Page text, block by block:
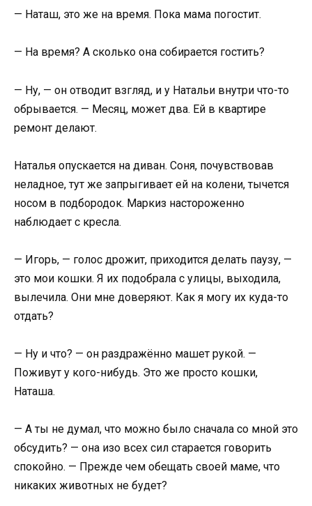
— Наташ, это же на время. Пока мама погостит.
— На время? А сколько она собирается гостить?
— Ну, — он отводит взгляд, и у Натальи внутри что-то
обрывается. — Месяц, может два. Ей в квартире
ремонт делают.
Наталья опускается на диван. Соня, почувствовав
неладное, тут же запрыгивает ей на колени, тычется
носом в подбородок. Маркиз настороженно
наблюдает с кресла.
— Игорь, — голос дрожит, приходится делать паузу, —
это мои кошки. Я их подобрала с улицы, выходила,
вылечила. Они мне доверяют. Как я могу их куда-то
отдать?
— Ну и что? — он раздражённо машет рукой. —
Поживут у кого-нибудь. Это же просто кошки,
Наташа.
— А ты не думал, что можно было сначала со мной это
обсудить? — она изо всех сил старается говорить
спокойно. — Прежде чем обещать своей маме, что
никаких животных не будет?